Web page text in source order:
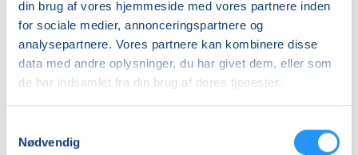
din brug af vores hjemmeside med vores partnere inden
for sociale medier, annonceringspartnere og
analysepartnere. Vores partnere kan kombinere disse
data med andre oplysninger, du har givet dem, eller som
de har indsamlet fra din brug af deres tjenester.
Nødvendig
Holdene er små, så der er god mulighed for at tage
individuelle hensyn undervejs.
BEMÆRK
Tilmeldingen gælder en voksen med et barn og det er
kun den voksne, der skal tilmeldes.
Unge (18-25 år)-KBH
DKK 907,00
Info
903291